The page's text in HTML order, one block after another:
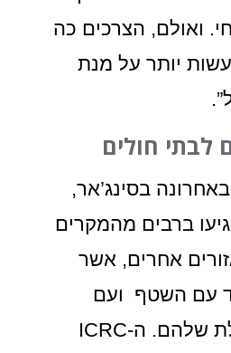
ואולם, הצרכים כה
יותר על מנת
לבתי חולים
בסינג’אר,
ברבים מהמקרים
אחרים, אשר
עם השטף ועם
מגבלות הקיבולת שלהם. ה-ICRC